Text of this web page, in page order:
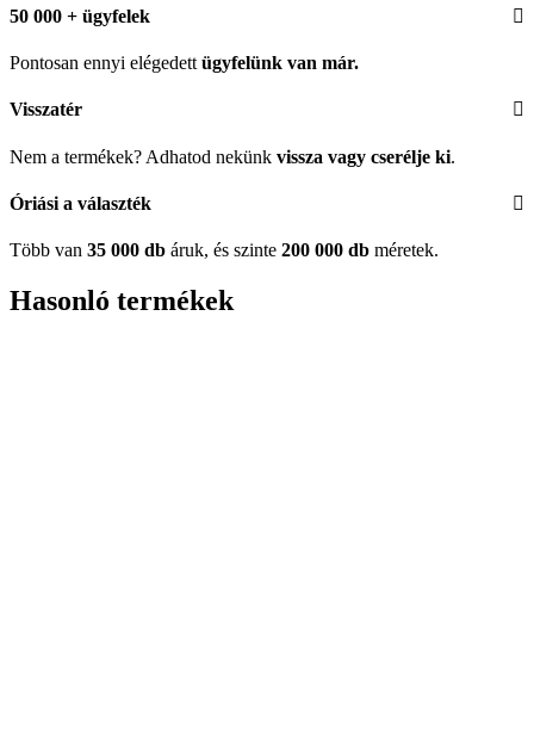
50 000 + ügyfelek
Pontosan ennyi elégedett ügyfelünk van már.
Visszatér
Nem a termékek? Adhatod nekünk vissza vagy cserélje ki.
Óriási a választék
Több van 35 000 db áruk, és szinte 200 000 db méretek.
Hasonló termékek